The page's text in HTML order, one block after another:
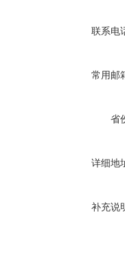
联系电
常用邮
省
详细地
补充说